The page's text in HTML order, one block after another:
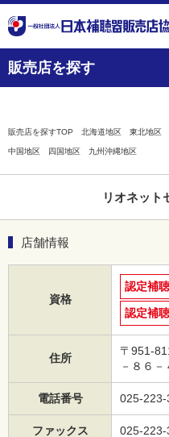
販売店を探す
販売店を探すTOP 北海道地区 東北地区
中国地区 四国地区 九州沖縄地区
リオネット
店舗情報
資格
認定補
認定補
住所
〒951-
－８６－
電話番号 025-223-
ファックス 025-223-